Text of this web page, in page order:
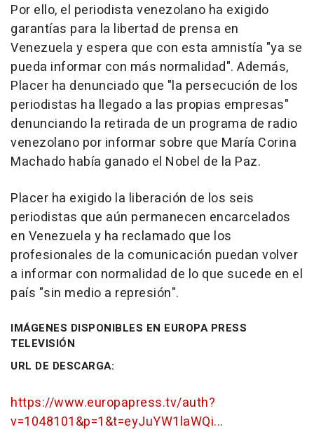
Por ello, el periodista venezolano ha exigido
garantías para la libertad de prensa en
Venezuela y espera que con esta amnistía "ya se
pueda informar con más normalidad". Además,
Placer ha denunciado que "la persecución de los
periodistas ha llegado a las propias empresas"
denunciando la retirada de un programa de radio
venezolano por informar sobre que María Corina
Machado había ganado el Nobel de la Paz.
Placer ha exigido la liberación de los seis
periodistas que aún permanecen encarcelados
en Venezuela y ha reclamado que los
profesionales de la comunicación puedan volver
a informar con normalidad de lo que sucede en el
país "sin medio a represión".
IMÁGENES DISPONIBLES EN EUROPA PRESS
TELEVISIÓN
URL DE DESCARGA:
https://www.europapress.tv/auth?
v=1048101&p=1&t=eyJuYW1laWQi...